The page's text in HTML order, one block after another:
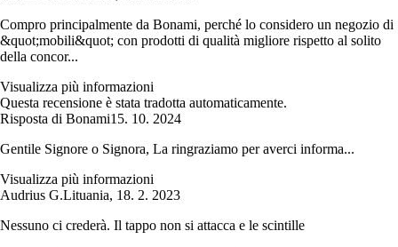
Compro principalmente da Bonami, perché lo considero un negozio di
&quot;mobili&quot; con prodotti di qualità migliore rispetto al solito
della concor...
Visualizza più informazioni
Questa recensione è stata tradotta automaticamente.
Risposta di Bonami15. 10. 2024
Gentile Signore o Signora, La ringraziamo per averci informa...
Visualizza più informazioni
Audrius G.Lituania, 18. 2. 2023
Nessuno ci crederà. Il tappo non si attacca e le scintille